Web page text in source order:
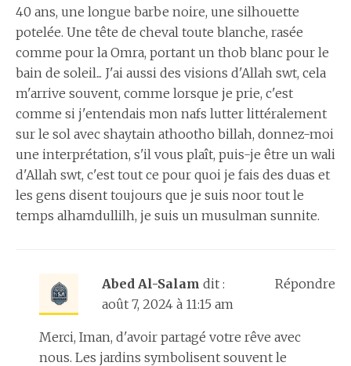
40 ans, une longue barbe noire, une silhouette
potelée. Une tête de cheval toute blanche, rasée
comme pour la Omra, portant un thob blanc pour le
bain de soleil... J'ai aussi des visions d'Allah swt, cela
m'arrive souvent, comme lorsque je prie, c'est
comme si j'entendais mon nafs lutter littéralement
sur le sol avec shaytain athootho billah, donnez-moi
une interprétation, s'il vous plaît, puis-je être un wali
d'Allah swt, c'est tout ce pour quoi je fais des duas et
les gens disent toujours que je suis noor tout le
temps alhamdullilh, je suis un musulman sunnite.
Abed Al-Salam dit :
août 7, 2024 à 11:15 am
Merci, Iman, d'avoir partagé votre rêve avec
nous. Les jardins symbolisent souvent le
Répondre